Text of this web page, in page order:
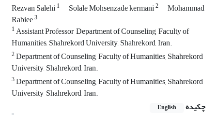
Rezvan Salehi1 Solale Mohsenzade kermani2
Mohammad
Rabiee3
1Assistant Professor, Department of Counseling, Faculty of
Humanities, Shahrekord University, Shahrekord, Iran.
2Department of Counseling, Faculty of Humanities, Shahrekord
University, Shahrekord, Iran.
3Department of Counseling, Faculty of Humanities, Shahrekord
University, Shahrekord, Iran.
چکیده
English